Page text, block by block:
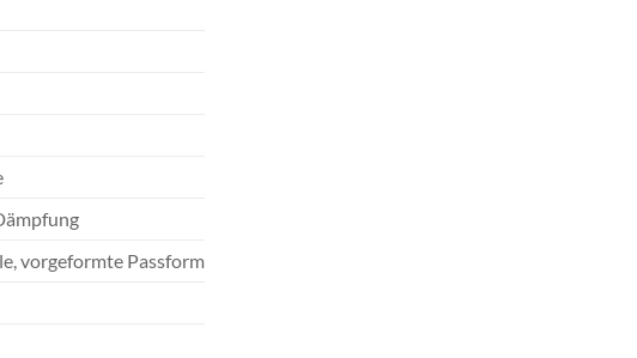
vorgeformte Passform